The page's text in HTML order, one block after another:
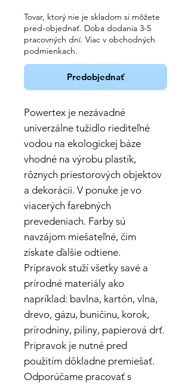
Tovar, ktorý nie je skladom si môžete
pred-objednať. Doba dodania 3-5
pracovných dní. Viac v obchodných
podmienkach.
Predobjednať
Powertex je nezávadné
univerzálne tužidlo riediteľné
vodou na ekologickej báze
vhodné na výrobu plastík,
rôznych priestorových objektov
a dekorácii. V ponuke je vo
viacerých farebných
prevedeniach. Farby sú
navzájom miešateľné, čim
získate ďalšie odtiene.
Prípravok stuží všetky savé a
prírodné materiály ako
napríklad: bavlna, kartón, vlna,
drevo, gázu, buničinu, korok,
prírodniny, piliny, papierová drť.
Prípravok je nutné pred
použitím dôkladne premiešať.
Odporúčame pracovať s